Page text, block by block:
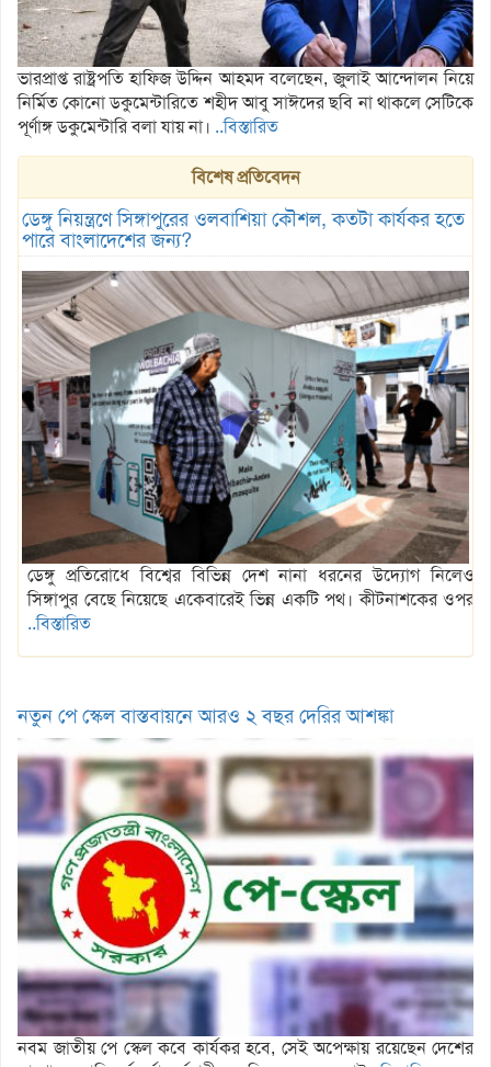
ভারপ্রাপ্ত রাষ্ট্রপতি হাফিজ উদ্দিন আহমদ বলেছেন, জুলাই আন্দোলন নিয়ে
নির্মিত কোনো ডকুমেন্টারিতে শহীদ আবু সাঈদের ছবি না থাকলে সেটিকে
পূর্ণাঙ্গ ডকুমেন্টারি বলা যায় না। ..বিস্তারিত
বিশেষ প্রতিবেদন
ডেঙ্গু নিয়ন্ত্রণে সিঙ্গাপুরের ওলবাশিয়া কৌশল, কতটা কার্যকর হতে
পারে বাংলাদেশের জন্য?
ডেঙ্গু প্রতিরোধে বিশ্বের বিভিন্ন দেশ নানা ধরনের উদ্যোগ নিলেও
সিঙ্গাপুর বেছে নিয়েছে একেবারেই ভিন্ন একটি পথ। কীটনাশকের ওপর
..বিস্তারিত
নতুন পে স্কেল বাস্তবায়নে আরও ২ বছর দেরির আশঙ্কা
নবম জাতীয় পে স্কেল কবে কার্যকর হবে, সেই অপেক্ষায় রয়েছেন দেশের